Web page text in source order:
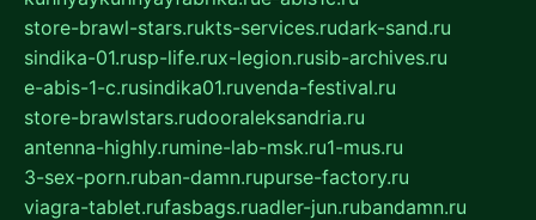
store-brawl-stars.rukts-services.rudark-sand.ru
sindika-01.rusp-life.rux-legion.rusib-archives.ru
e-abis-1-c.rusindika01.ruvenda-festival.ru
store-brawlstars.rudooraleksandria.ru
antenna-highly.rumine-lab-msk.ru1-mus.ru
3-sex-porn.ruban-damn.rupurse-factory.ru
viagra-tablet.rufasbags.ruadler-jun.rubandamn.ru